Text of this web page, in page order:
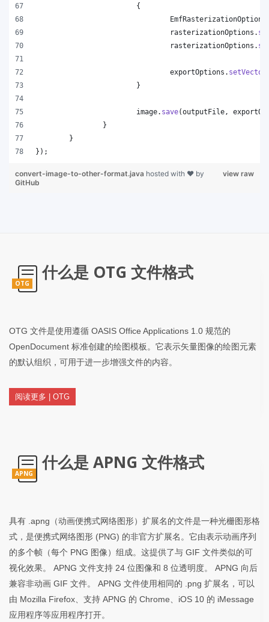
			{
EmfRasterizationOptions
rasterizationOptions .
rasterizationOptions .
exportOptions .
			}
image. save(outputFile ,
		}
	}
});
view raw
convert-image-to-other-format.java hosted with ❤ by
GitHub
OTG
什么是 OTG 文件格式
OTG 文件是使用遵循 OASIS Office Applications 1.0 规范的
OpenDocument 标准创建的绘图模板。它表示矢量图像的绘图元素
的默认组织，可用于进一步增强文件的内容。
阅读更多 | OTG
APNG
什么是 APNG 文件格式
具有 .apng（动画便携式网络图形）扩展名的文件是一种光栅图形格
式，是便携式网络图形 (PNG) 的非官方扩展名。它由表示动画序列
的多个帧（每个 PNG 图像）组成。这提供了与 GIF 文件类似的可
视化效果。 APNG 文件支持 24 位图像和 8 位透明度。 APNG 向后
兼容非动画 GIF 文件。 APNG 文件使用相同的 .png 扩展名，可以
由 Mozilla Firefox、支持 APNG 的 Chrome、iOS 10 的 iMessage
应用程序等应用程序打开。